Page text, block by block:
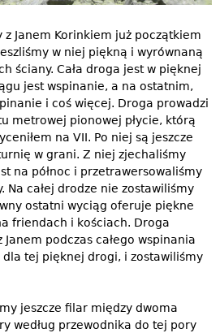
Janem Korinkiem już początkiem
w niej piękną i wyrównaną
ściany. Cała droga jest w pięknej
jest wspinanie, a na ostatnim,
i coś więcej. Droga prowadzi
metrowej pionowej płycie, którą
na VII. Po niej są jeszcze
w grani. Z niej zjechaliśmy
na północ i przetrawersowaliśmy
Na całej drodze nie zostawiliśmy
ostatni wyciąg oferuje piękne
friendach i kościach. Droga
Janem podczas całego wspinania
tej pięknej drogi, i zostawiliśmy
jeszcze filar między dwoma
według przewodnika do tej pory